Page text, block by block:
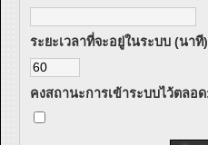
ระยะเวลาที่จะอยู่ในระบบ (นาที
คงสถานะการเข้าระบบไว้ตลอ